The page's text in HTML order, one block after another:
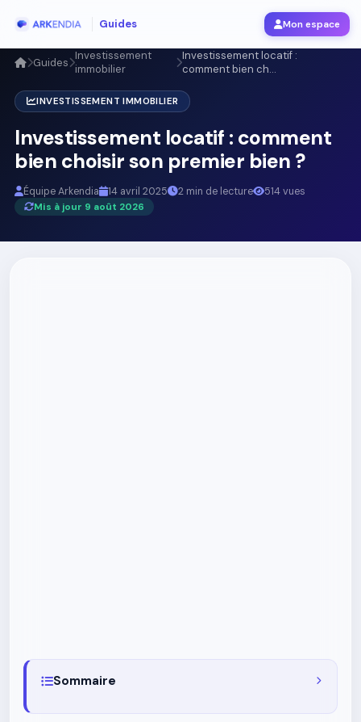
Guides Mon espace
Guides Investissement
immobilier
Investissement locatif :
comment bien ch...
INVESTISSEMENT IMMOBILIER
Investissement locatif : comment
bien choisir son premier bien ?
Équipe Arkendia 14 avril 2025 2 min de lecture
514 vues
Mis à jour 9 août 2026
Sommaire